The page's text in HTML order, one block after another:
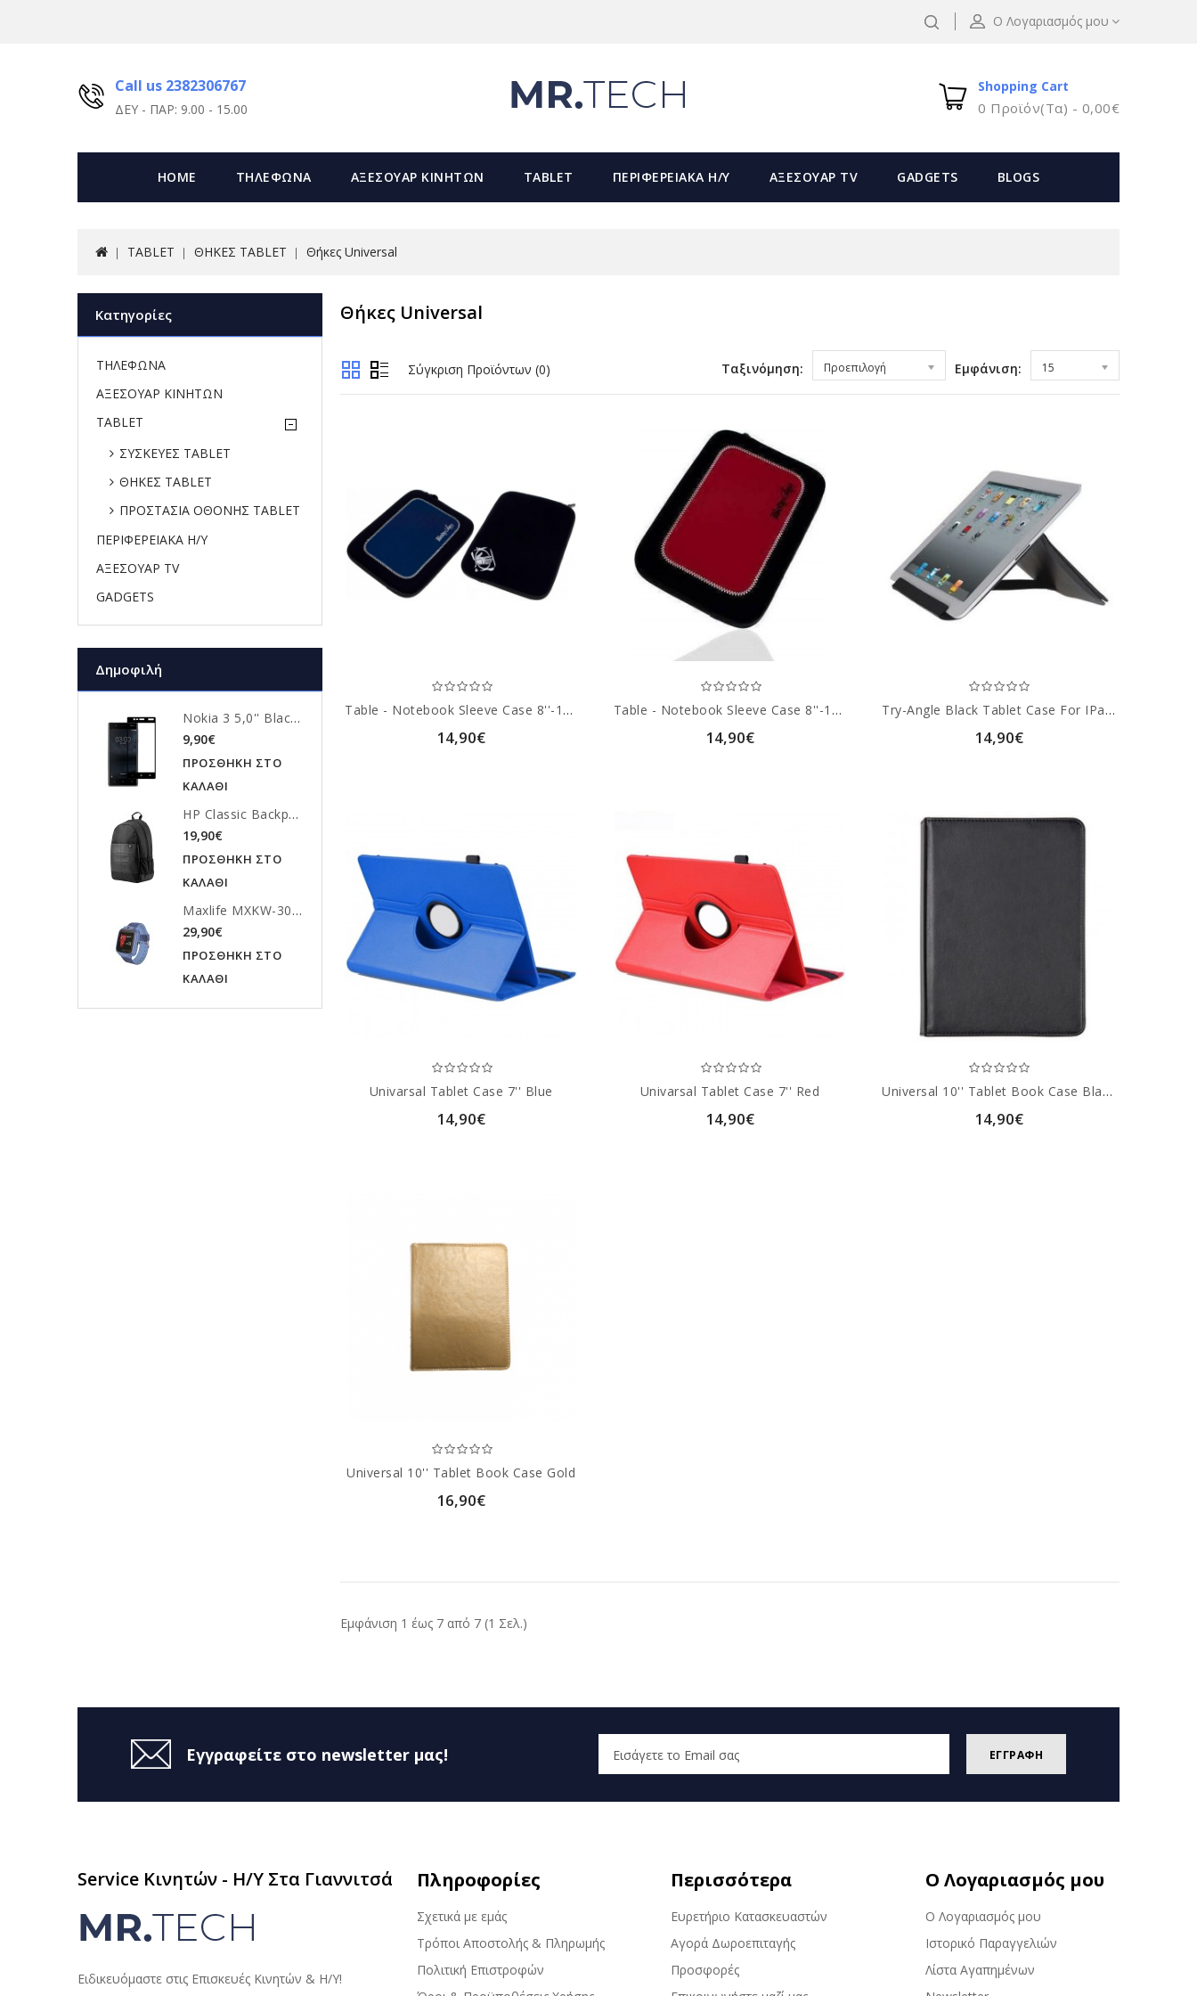
Ο Λογαριασμός μου
Call us 2382306767
ΔΕΥ - ΠΑΡ: 9.00 - 15.00
Shopping Cart
0 Προϊόν(τα) - 0,00€
HOME ΤΗΛΕΦΩΝΑ ΑΞΕΣΟΥΑΡ ΚΙΝΗΤΩΝ TABLET ΠΕΡΙΦΕΡΕΙΑΚΑ Η/Υ ΑΞΕΣΟΥΑΡ TV GADGETS BLOGS
TABLET ΘΗΚΕΣ TABLET Θήκες Universal
Κατηγορίες
ΤΗΛΕΦΩΝΑ
ΑΞΕΣΟΥΑΡ ΚΙΝΗΤΩΝ
TABLET
ΣΥΣΚΕΥΕΣ TABLET
ΘΗΚΕΣ TABLET
ΠΡΟΣΤΑΣΙΑ ΟΘΟΝΗΣ TABLET
ΠΕΡΙΦΕΡΕΙΑΚΑ Η/Υ
ΑΞΕΣΟΥΑΡ TV
GADGETS
Δημοφιλή
Nokia 3 5,0'' Black Fullface Tempered Glass 9H Προστασία Οθόνης
9,90€
ΠΡΟΣΘΗΚΗ ΣΤΟ
ΚΑΛΑΘΙ
HP Classic Backpack
19,90€
ΠΡΟΣΘΗΚΗ ΣΤΟ
ΚΑΛΑΘΙ
Maxlife MXKW-300 Παιδικό Ρολόι
29,90€
ΠΡΟΣΘΗΚΗ ΣΤΟ
ΚΑΛΑΘΙ
Θήκες Universal
Σύγκριση Προϊόντων (0) Ταξινόμηση: Προεπιλογή Εμφάνιση: 15
Table - Notebook Sleeve Case 8''-11.6'' Blue
14,90€
Table - Notebook Sleeve Case 8''-11.6'' Red
14,90€
Try-Angle Black Tablet Case For IPad 2 And Samsung Tab 10.1''
14,90€
Univarsal Tablet Case 7'' Blue
14,90€
Univarsal Tablet Case 7'' Red
14,90€
Universal 10'' Tablet Book Case Black
14,90€
Universal 10'' Tablet Book Case Gold
16,90€
Εμφάνιση 1 έως 7 από 7 (1 Σελ.)
Εγγραφείτε στο newsletter μας! ΕΓΓΡΑΦΗ
Service Κινητών - H/Y Στα Γιαννιτσά
Ειδικευόμαστε στις Επισκευές Κινητών & Η/Υ!
Πληροφορίες
Σχετικά με εμάς
Τρόποι Αποστολής & Πληρωμής
Πολιτική Επιστροφών
Περισσότερα
Ευρετήριο Κατασκευαστών
Αγορά Δωροεπιταγής
Προσφορές
Ο Λογαριασμός μου
Ο Λογαριασμός μου
Ιστορικό Παραγγελιών
Λίστα Αγαπημένων